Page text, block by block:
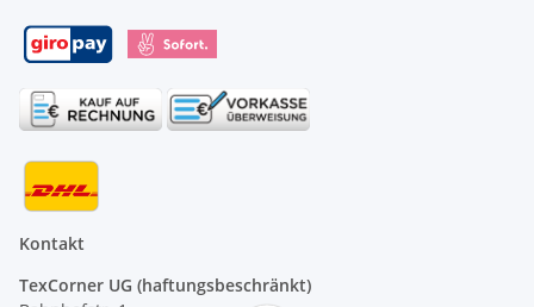
Kontakt
TexCorner UG (haftungsbeschränkt)